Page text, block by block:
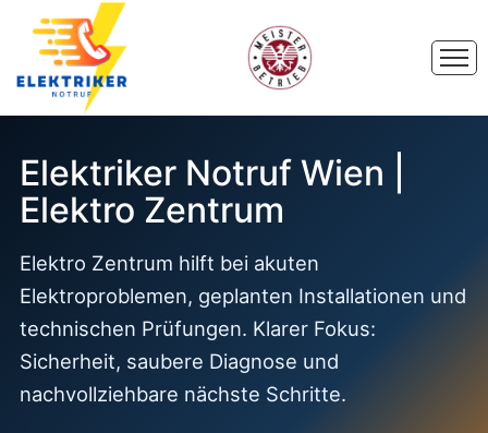
Elektriker Notruf Wien |
Elektro Zentrum
Elektro Zentrum hilft bei akuten
Elektroproblemen, geplanten Installationen und
technischen Prüfungen. Klarer Fokus:
Sicherheit, saubere Diagnose und
nachvollziehbare nächste Schritte.